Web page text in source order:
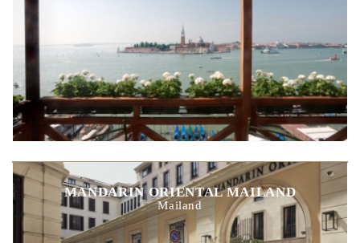
MANDARIN ORIENTAL MAILAND
Mailand